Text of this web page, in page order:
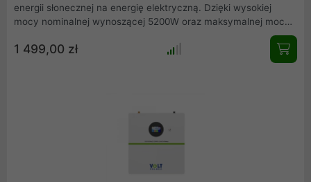
energii słonecznej na energię elektryczną. Dzięki wysokiej
mocy nominalnej wynoszącej 5200W oraz maksymalnej mocy
11000W, urządzenie to jest idealne do zasilania różnorodnych
urządzeń w gospodarstwie domowym, biurze czy warsztacie.
Jego napięcie wejściowe wynosi 48V, a wyjściowe 230V, co
paneli słonecznych, dostosowując się do zmieniających się
warunków oświetleniowych.
1 499,00 zł